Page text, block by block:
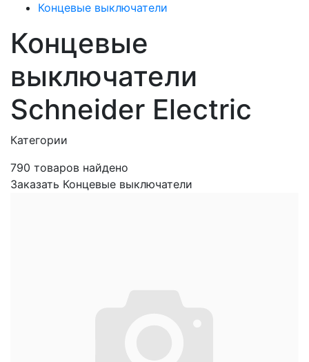
Концевые выключатели
Концевые
выключатели
Schneider Electric
Категории
790 товаров найдено
Заказать Концевые выключатели